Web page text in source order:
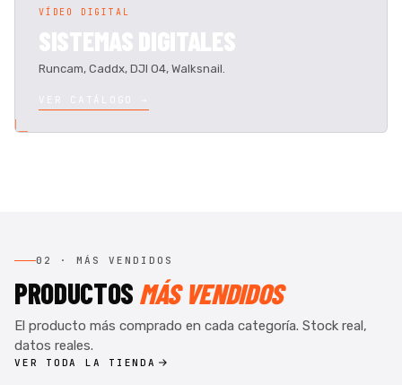
VÍDEO DIGITAL
Runcam, Caddx, DJI O4, Walksnail.
02 · MÁS VENDIDOS
PRODUCTOS MÁS VENDIDOS
El producto más comprado en cada categoría. Stock real,
datos reales.
VER TODA LA TIENDA